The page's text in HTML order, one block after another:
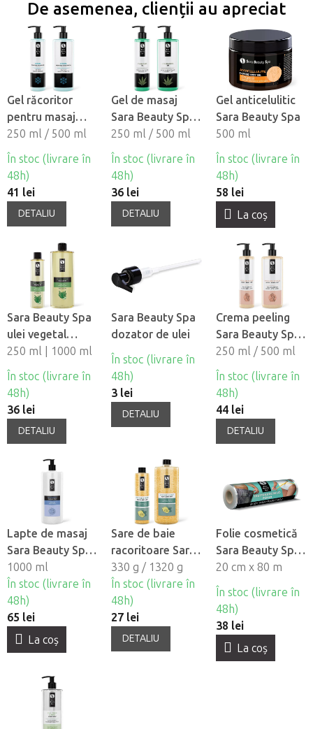
De asemenea, clienții au apreciat
Gel răcoritor
pentru masaj
pentru picioare
Sara Beauty Spa
- Ice Gel Balzam
250 ml / 500 ml
În stoc (livrare în
48h)
41 lei
DETALIU
Gel de masaj
Sara Beauty Spa
- Cannabis &
Arnica
250 ml / 500 ml
În stoc (livrare în
48h)
36 lei
DETALIU
Gel anticelulitic
Sara Beauty Spa
500 ml
În stoc (livrare în
48h)
58 lei
La coş
Sara Beauty Spa
ulei vegetal
natural de masaj
- Aloe Vera
250 ml | 1000 ml
În stoc (livrare în
48h)
36 lei
DETALIU
Sara Beauty Spa
dozator de ulei
În stoc (livrare în
48h)
3 lei
DETALIU
Crema peeling
Sara Beauty Spa
- Scrub
250 ml / 500 ml
În stoc (livrare în
48h)
44 lei
DETALIU
Lapte de masaj
Sara Beauty Spa
- Universal
1000 ml
În stoc (livrare în
48h)
65 lei
La coş
Sare de baie
racoritoare Sara
Beauty Spa -
Citrice & Mentă
330 g / 1320 g
În stoc (livrare în
48h)
27 lei
DETALIU
Folie cosmetică
Sara Beauty Spa
pentru
împachetări
20 cm x 80 m
În stoc (livrare în
48h)
38 lei
La coş